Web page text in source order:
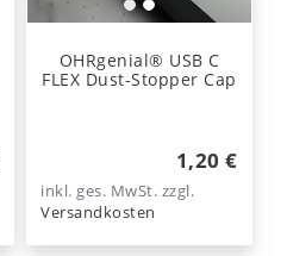
OHRgenial® USB C
FLEX Dust-Stopper Cap
1,20 €
inkl. ges. MwSt. zzgl.
Versandkosten